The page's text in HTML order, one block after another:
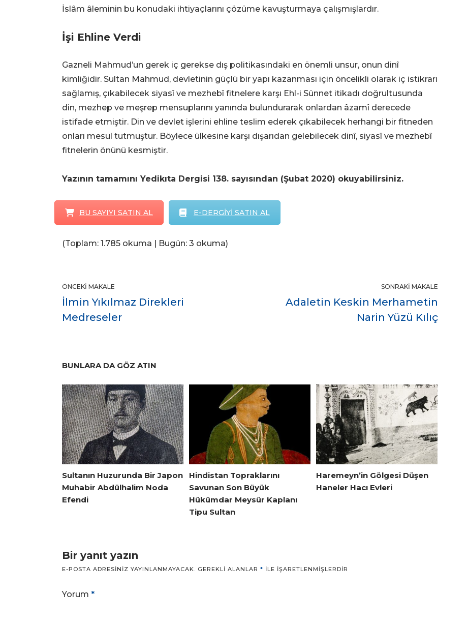
İslâm âleminin bu konudaki ihtiyaçlarını çözüme kavuşturmaya çalışmışlardır.
İşi Ehline Verdi
Gazneli Mahmud’un gerek iç gerekse dış politikasındaki en önemli unsur, onun dinî
kimliğidir. Sultan Mahmud, devletinin güçlü bir yapı kazanması için öncelikli olarak iç istikrarı
sağlamış, çıkabilecek siyasî ve mezhebî fitnelere karşı Ehl-i Sünnet itikadı doğrultusunda
din, mezhep ve meşrep mensuplarını yanında bulundurarak onlardan âzamî derecede
istifade etmiştir. Din ve devlet işlerini ehline teslim ederek çıkabilecek herhangi bir fitneden
onları mesul tutmuştur. Böylece ülkesine karşı dışarıdan gelebilecek dinî, siyasî ve mezhebî
fitnelerin önünü kesmiştir.
Yazının tamamını Yedikıta Dergisi 138. sayısından (Şubat 2020) okuyabilirsiniz.
BU SAYIYI SATIN AL E-DERGİYİ SATIN AL
(Toplam: 1.785 okuma | Bugün: 3 okuma)
ÖNCEKI MAKALE
İlmin Yıkılmaz Direkleri
Medreseler
SONRAKI MAKALE
Adaletin Keskin Merhametin
Narin Yüzü Kılıç
BUNLARA DA GÖZ ATIN
Sultanın Huzurunda Bir Japon
Muhabir Abdülhalim Noda
Efendi
Hindistan Topraklarını
Savunan Son Büyük
Hükümdar Meysûr Kaplanı
Tipu Sultan
Haremeyn’in Gölgesi Düşen
Haneler Hacı Evleri
Bir yanıt yazın
E-POSTA ADRESINIZ YAYINLANMAYACAK. GEREKLI ALANLAR * ILE IŞARETLENMIŞLERDIR
Yorum *